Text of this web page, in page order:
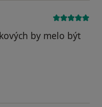
by melo být
Pacient